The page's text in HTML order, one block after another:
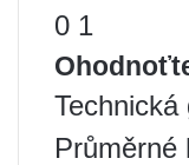
0 1
Průměrné